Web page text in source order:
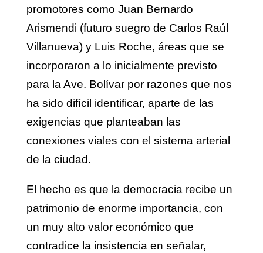
promotores como Juan Bernardo
Arismendi (futuro suegro de Carlos Raúl
Villanueva) y Luis Roche, áreas que se
incorporaron a lo inicialmente previsto
para la Ave. Bolívar por razones que nos
ha sido difícil identificar, aparte de las
exigencias que planteaban las
conexiones viales con el sistema arterial
de la ciudad.
El hecho es que la democracia recibe un
patrimonio de enorme importancia, con
un muy alto valor económico que
contradice la insistencia en señalar,